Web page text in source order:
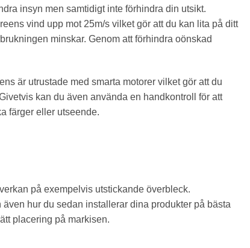
insyn men samtidigt inte förhindra din utsikt.
vind upp mot 25m/s vilket gör att du kan lita på ditt
minskar. Genom att förhindra oönskad
är utrustade med smarta motorer vilket gör att du
kan du även använda en handkontroll för att
färger eller utseende.
på exempelvis utstickande överbleck.
hur du sedan installerar dina produkter på bästa
placering på markisen.